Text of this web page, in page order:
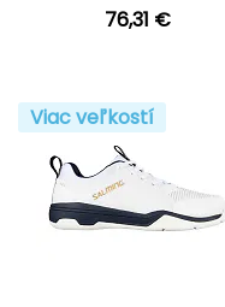
76,31 €
Viac veľkostí